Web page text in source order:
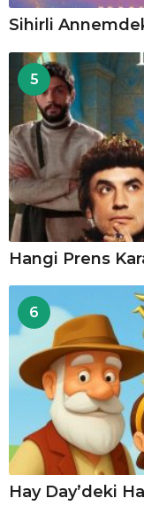
Sihirli
5
Hangi Prens
6
Hay Day’deki